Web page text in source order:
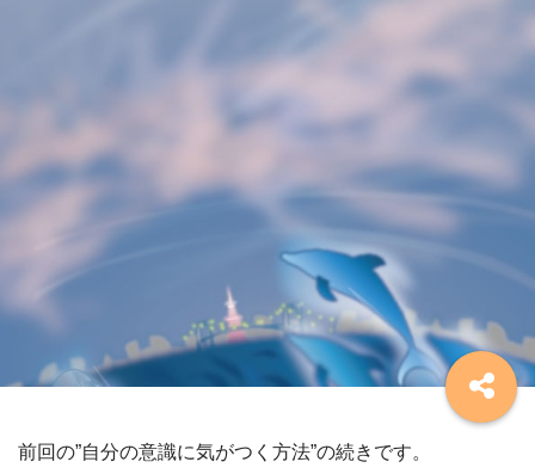
前回の”自分の意識に気がつく方法”の続きです。